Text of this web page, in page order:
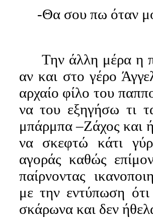
-Θα σου πω όταν
Την άλλη μέρα η
αν και στο γέρο
αρχαίο φίλο του
να του εξηγήσω τι
μπάρμπα –Ζάχος και
να σκεφτώ κάτι
αγοράς καθώς
παίρνοντας
με την εντύπωση
σκάρωνα και δεν